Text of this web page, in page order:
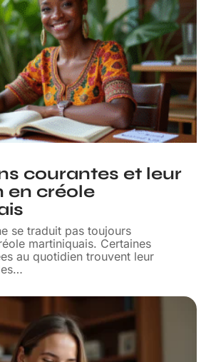
courantes et leur
en créole
se traduit pas toujours
martiniquais. Certaines
au quotidien trouvent leur
…